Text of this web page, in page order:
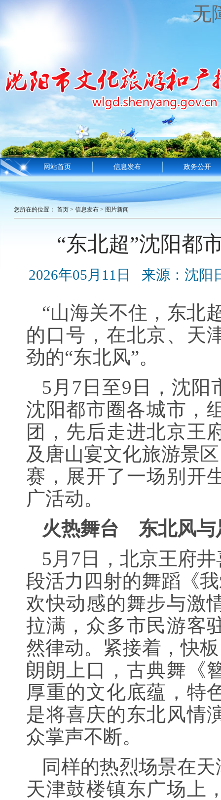
无
网站首页 信息发布 政务公开
您所在的位置： 首页 > 信息发布 > 图片新闻
“东北超”沈阳都
2026年05月11日 来源：沈阳
“山海关不住，东北
的口号，在北京、天
劲的“东北风”。
5月7日至9日，沈阳
沈阳都市圈各城市，
团，先后走进北京王
及唐山宴文化旅游景
赛，展开了一场别开
广活动。
火热舞台 东北风与
5月7日，北京王府
段活力四射的舞蹈《
欢快动感的舞步与激
拉满，众多市民游客
然律动。紧接着，快
朗朗上口，古典舞《
厚重的文化底蕴，特
是将喜庆的东北风情
众掌声不断。
同样的热烈场景在
天津鼓楼镇东广场上